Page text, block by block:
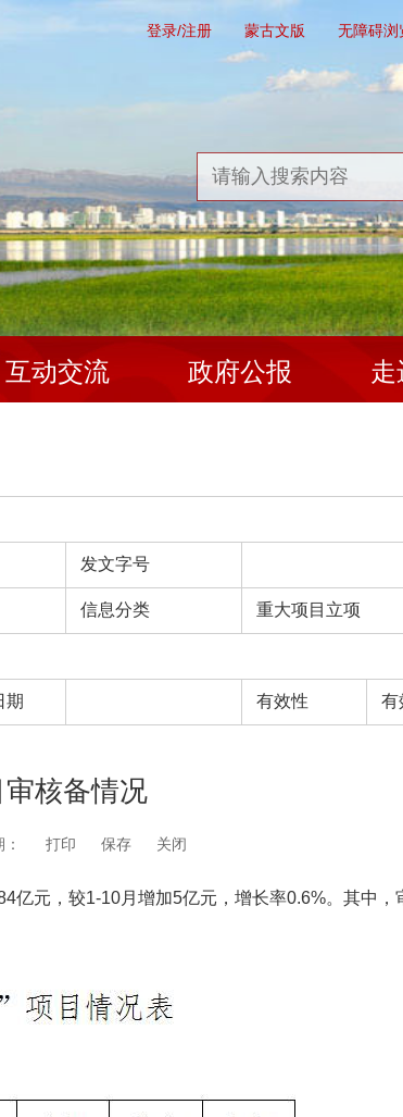
登录/注册 蒙古文版 无障碍浏
互动交流 政府公报 走
发文字号
信息分类 重大项目立项
期 有效性 有
核备情况
打印 保存 关闭
元，较1-10月增加5亿元，增长率0.6%。其中，